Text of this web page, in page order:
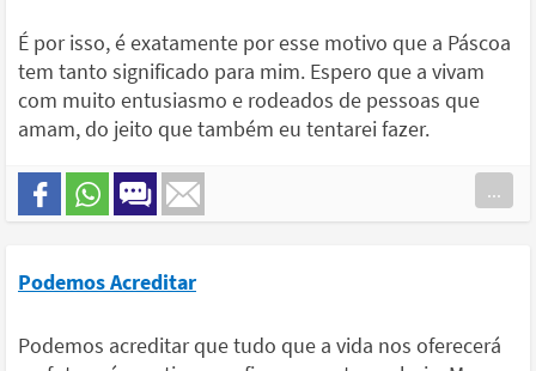
É por isso, é exatamente por esse motivo que a Páscoa
tem tanto significado para mim. Espero que a vivam
com muito entusiasmo e rodeados de pessoas que
amam, do jeito que também eu tentarei fazer.
...
Podemos Acreditar
Podemos acreditar que tudo que a vida nos oferecerá